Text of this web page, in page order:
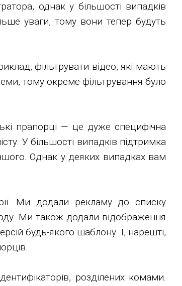
однак у більшості випадків
уваги, тому вони тепер будуть
фільтрувати відео, які мають
тому окреме фільтрування було
прапорці — це дуже специфічна
У більшості випадків підтримка
Однак у деяких випадках вам
Ми додали рекламу до списку
Ми також додали відображення
будь-якого шаблону. І, нарешті,
розділених комами.